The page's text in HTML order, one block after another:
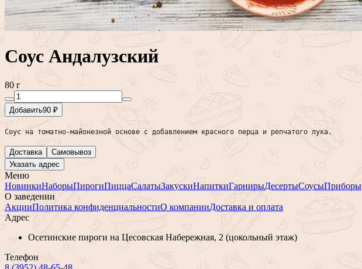
Соус Андалузский
80 г
Добавить90 ₽
Соус на томатно-майонезной основе с добавлением красного перца и репчатого лука.
Доставка
Самовывоз
Указать адрес
Меню
НовинкиНаборыПирогиПиццаСалатыЗакускиНапиткиГарнирыДесертыСоусыПриборы
О заведении
АкцииПолитика конфиденциальностиО компанииДоставка и оплата
Адрес
Осетинские пироги на Цесовская Набережная, 2 (цокольный этаж)
Телефон